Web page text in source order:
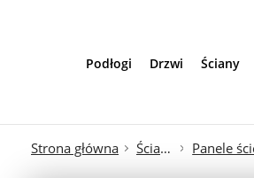
Podłogi Drzwi Ściany
Strona główna Ściana